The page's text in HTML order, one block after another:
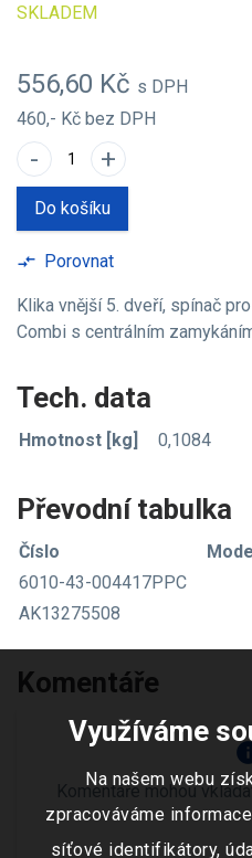
SKLADEM
556,60 Kč s DPH
460,- Kč bez DPH
- +
Do košíku
compare_arrows Porovnat
Klika vnější 5. dveří, spínač
Combi s centrálním
Tech. data
Hmotnost [kg] 0,1084
Převodní tabulka
Číslo
6010-43-004417PPC
AK13275508
Komentáře
Komentáře mohou
Využíváme
Na našem webu
zpracováváme
síťové identifikátory,